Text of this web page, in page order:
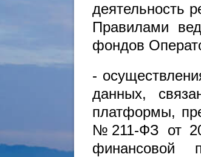
деятельность
Правилами
фондов
-
данных,
платформы,
№211-ФЗ от
финансовой